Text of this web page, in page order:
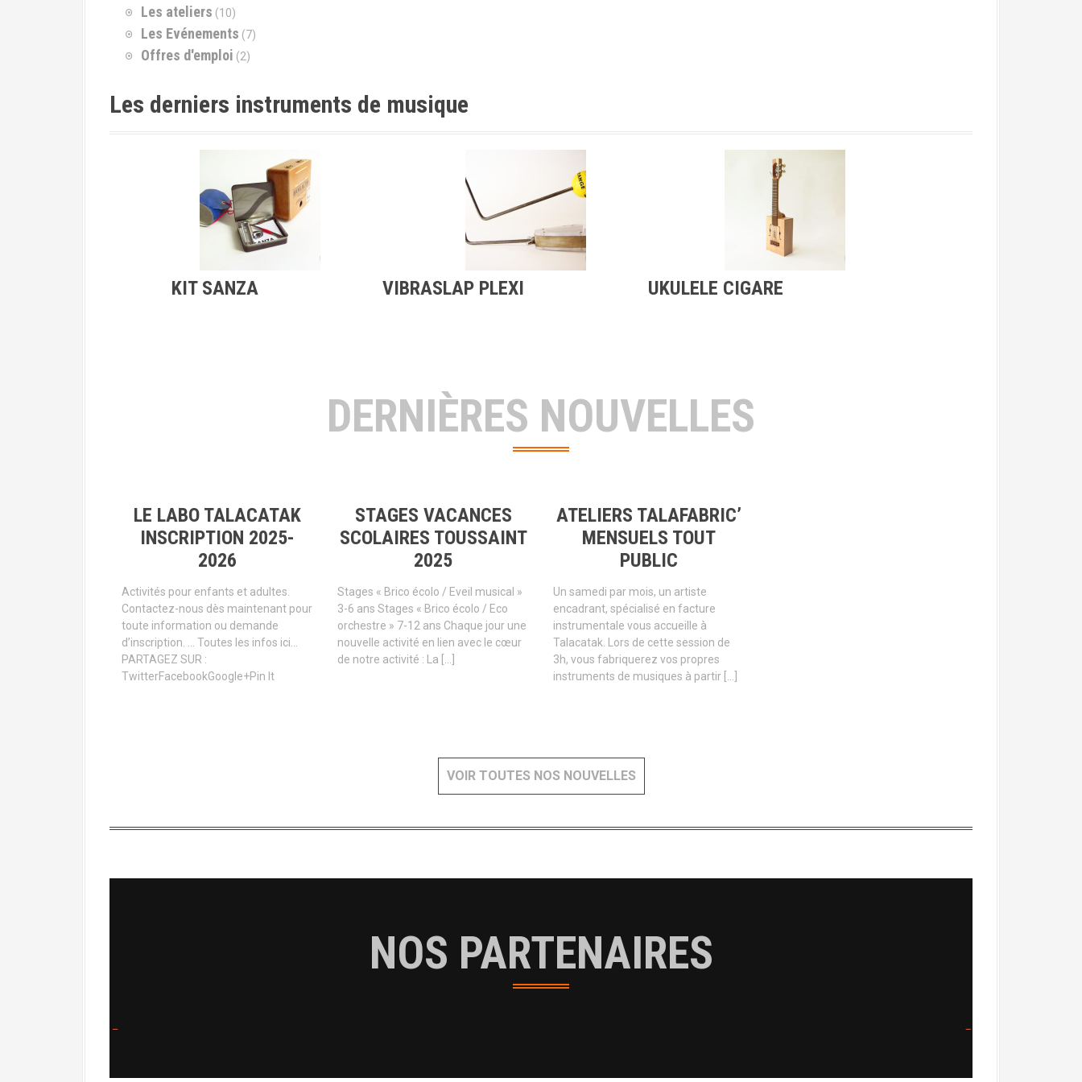
Les ateliers (10)
Les Evénements (7)
Offres d'emploi (2)
Les derniers instruments de musique
KIT SANZA VIBRASLAP PLEXI UKULELE CIGARE
DERNIÈRES NOUVELLES
LE LABO TALACATAK
INSCRIPTION 2025-
2026
Activités pour enfants et adultes.
Contactez-nous dès maintenant pour
toute information ou demande
d’inscription. … Toutes les infos ici…
PARTAGEZ SUR :
TwitterFacebookGoogle+Pin It
STAGES VACANCES
SCOLAIRES TOUSSAINT
2025
Stages « Brico écolo / Eveil musical »
3-6 ans Stages « Brico écolo / Eco
orchestre » 7-12 ans Chaque jour une
nouvelle activité en lien avec le cœur
de notre activité : La […]
ATELIERS TALAFABRIC’
MENSUELS TOUT
PUBLIC
Un samedi par mois, un artiste
encadrant, spécialisé en facture
instrumentale vous accueille à
Talacatak. Lors de cette session de
3h, vous fabriquerez vos propres
instruments de musiques à partir […]
VOIR TOUTES NOS NOUVELLES
NOS PARTENAIRES